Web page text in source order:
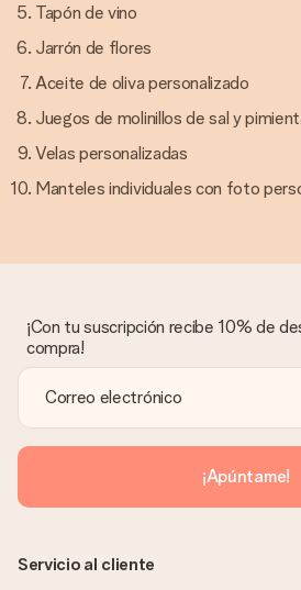
Tapón de vino
Jarrón de flores
Aceite de oliva personalizado
Juegos de molinillos de sal y
Velas personalizadas
Manteles individuales con foto
¡Con tu suscripción recibe 10% de
compra!
¡Apúntame!
Servicio al cliente